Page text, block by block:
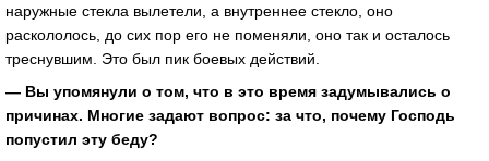
наружные стекла вылетели, а внутреннее стекло, оно
раскололось, до сих пор его не поменяли, оно так и осталось
треснувшим. Это был пик боевых действий.
— Вы упомянули о том, что в это время задумывались о
причинах. Многие задают вопрос: за что, почему Господь
попустил эту беду?